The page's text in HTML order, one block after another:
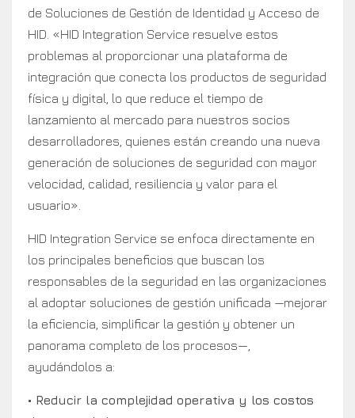
de Soluciones de Gestión de Identidad y Acceso de
HID. «HID Integration Service resuelve estos
problemas al proporcionar una plataforma de
integración que conecta los productos de seguridad
física y digital, lo que reduce el tiempo de
lanzamiento al mercado para nuestros socios
desarrolladores, quienes están creando una nueva
generación de soluciones de seguridad con mayor
velocidad, calidad, resiliencia y valor para el
usuario».
HID Integration Service se enfoca directamente en
los principales beneficios que buscan los
responsables de la seguridad en las organizaciones
al adoptar soluciones de gestión unificada —mejorar
la eficiencia, simplificar la gestión y obtener un
panorama completo de los procesos—,
ayudándolos a:
• Reducir la complejidad operativa y los costos